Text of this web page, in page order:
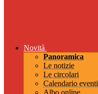
Novità
Panoramica
Le notizie
Le circolari
Calendario eventi